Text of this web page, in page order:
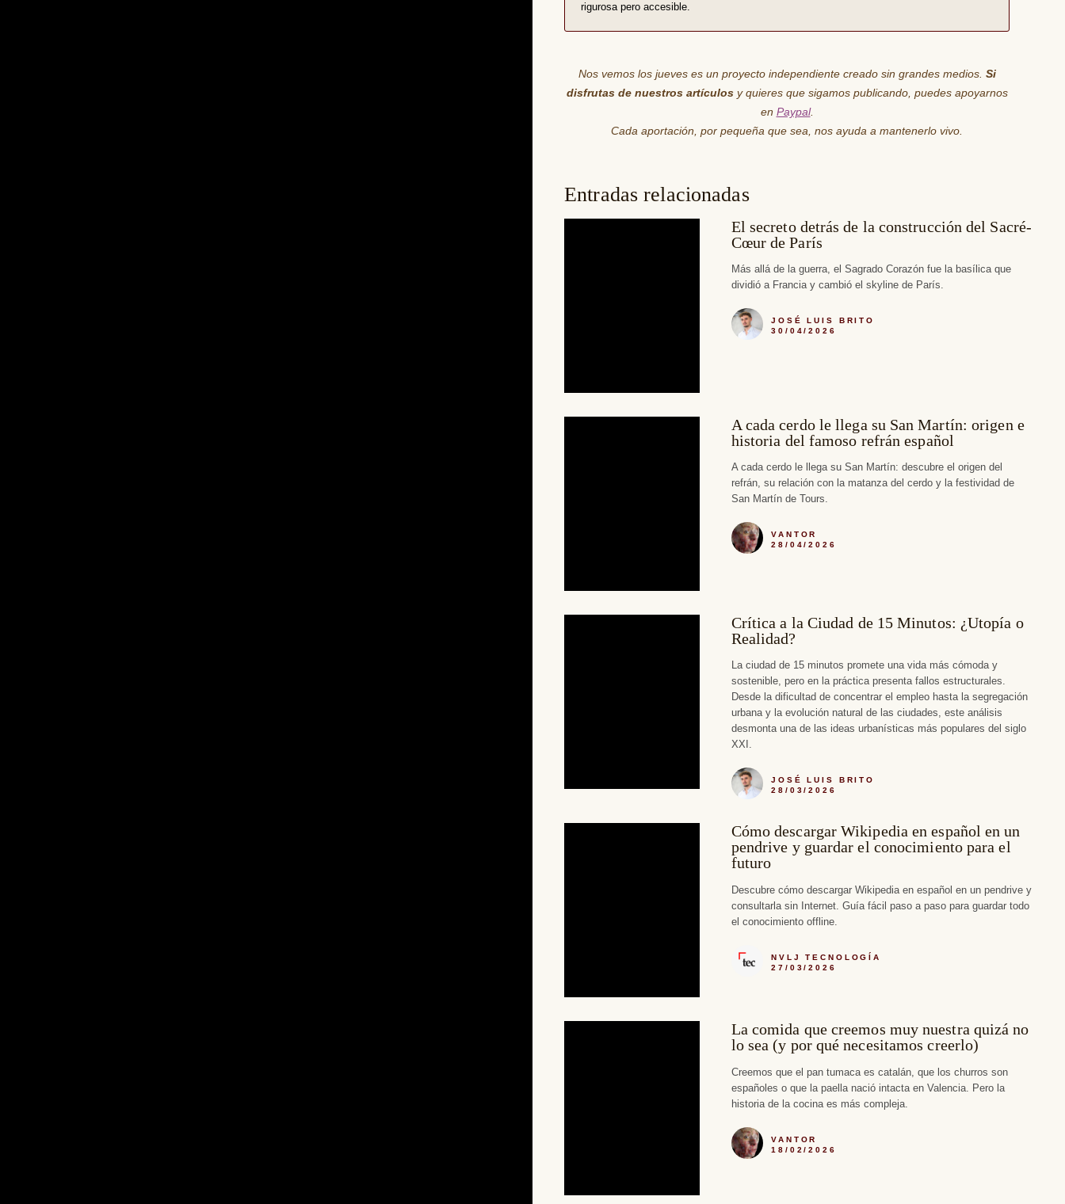
rigurosa pero accesible.
Nos vemos los jueves es un proyecto independiente creado sin grandes medios. Si
disfrutas de nuestros artículosy quieres que sigamos publicando, puedes apoyarnos
en Paypal.
Cada aportación , por pequeña que sea, nos ayuda a mantenerlo vivo.
Entradas relacionadas
El secreto detrás de la construcción del Sacré-
Cœur de París
Más allá de la guerra, el Sagrado Corazón fue la basílica que
dividió a Francia y cambió el skyline de París.
JOSÉ LUIS BRITO
30/04/2026
A cada cerdo le llega su San Martín: origen e
historia del famoso refrán español
A cada cerdo le llega su San Martín: descubre el origen del
refrán, su relación con la matanza del cerdo y la festividad de
San Martín de Tours.
VANTOR
28/04/2026
Crítica a la Ciudad de 15 Minutos: ¿Utopía o
Realidad?
La ciudad de 15 minutos promete una vida más cómoda y
sostenible, pero en la práctica presenta fallos estructurales.
Desde la dificultad de concentrar el empleo hasta la segregación
urbana y la evolución natural de las ciudades, este análisis
desmonta una de las ideas urbanísticas más populares del siglo
XXI.
JOSÉ LUIS BRITO
28/03/2026
Cómo descargar Wikipedia en español en un
pendrive y guardar el conocimiento para el
futuro
Descubre cómo descargar Wikipedia en español en un pendrive y
consultarla sin Internet. Guía fácil paso a paso para guardar todo
el conocimiento offline.
NVLJ TECNOLOGÍA
27/03/2026
La comida que creemos muy nuestra quizá no
lo sea (y por qué necesitamos creerlo)
Creemos que el pan tumaca es catalán, que los churros son
españoles o que la paella nació intacta en Valencia. Pero la
historia de la cocina es más compleja.
VANTOR
18/02/2026